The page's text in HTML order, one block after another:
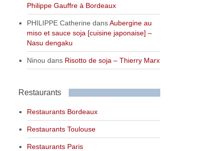
Philippe Gauffre à Bordeaux
PHILIPPE Catherine dansAubergine au
miso et sauce soja [cuisine japonaise] –
Nasu dengaku
Ninou dans Risotto de soja – Thierry Marx
Restaurants
Restaurants Bordeaux
Restaurants Toulouse
Restaurants Paris